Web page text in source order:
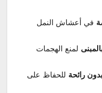
في أعشاش النمل
لمنع الهجمات
رائحة للحفاظ على